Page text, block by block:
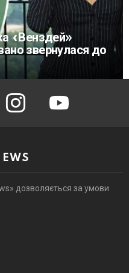
«Венздей»
звернулася до
instagram youtube
дозволяється за умови